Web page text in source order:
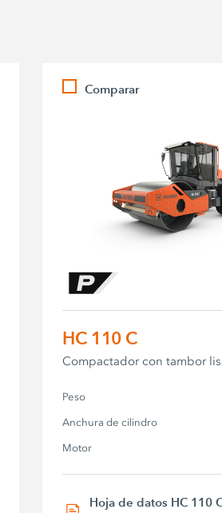
Comparar
HC 110 C
Compactador con tambor
Peso
Anchura de cilindro
Motor
Hoja de datos HC 110